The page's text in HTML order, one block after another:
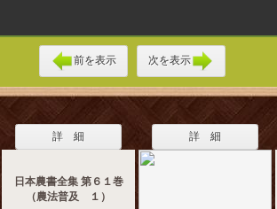
前を表示 次を表示
詳 細
日本農書全集 第６１巻
（農法普及 １）
詳 細